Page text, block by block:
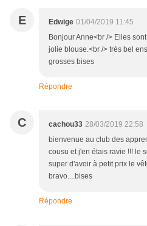
E Edwige 01/04/2019 11:45
Bonjour Anne<br /> Elles
jolie blouse.<br /> très bel
grosses bises
Répondre
C cachou33 28/03/2019 22:58
bienvenue au club des
cousu et j'en étais ravie !!! le
super d'avoir à petit prix le
bravo....bises
Répondre